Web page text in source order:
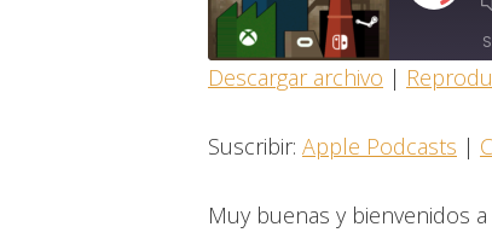
Overcast
FEED RSS
INCRUSTAR
Descargar archivo |
Suscribir: Apple Podcasts |
Muy buenas y bienvenidos